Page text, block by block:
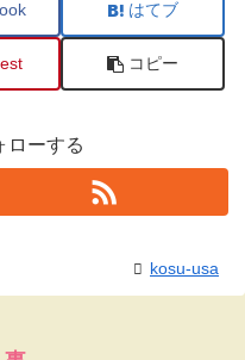
はてブ
コピー
ローする
kosu-usa